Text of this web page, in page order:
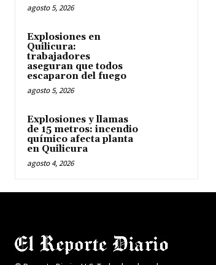
agosto 5, 2026
Explosiones en
Quilicura:
trabajadores
aseguran que todos
escaparon del fuego
agosto 5, 2026
Explosiones y llamas
de 15 metros: incendio
químico afecta planta
en Quilicura
agosto 4, 2026